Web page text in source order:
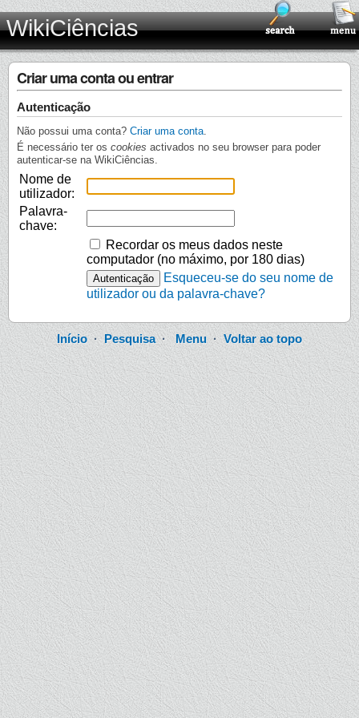
WikiCiências
Criar uma conta ou entrar
Autenticação
Não possui uma conta? Criar uma conta
É necessário ter os cookies activados no seu browser para poder
autenticar-se na WikiCiências.
Nome de
utilizador:
Palavra-
chave:
Recordar os meus dados neste
computador (no máximo, por 180 dias)
Esqueceu-se do seu nome de
utilizador ou da palavra-chave?
Início· Pesquisa·Menu ·Voltar ao topo